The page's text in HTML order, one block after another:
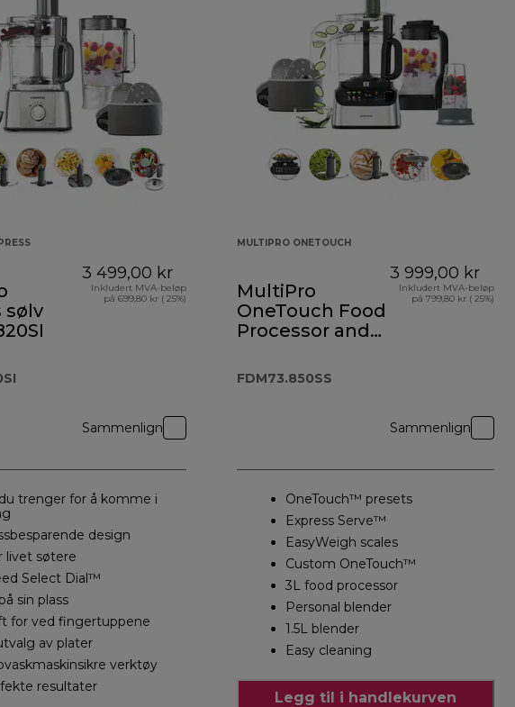
kr
sølv
3 499,00 kr
Inkludert MVA-beløp
på 699,80 kr ( 25%)
Sammenlign
trenger for å komme i
design
livet søtere
Select Dial™
sin plass
for ved fingertuppene
av plater
verktøy
resultater
MULTIPRO ONETOUCH
MultiPro
OneTouch Food
Processor and
FDM73.850SS
FDM73.850SS
3 999,00 kr
Inkludert MVA-beløp
på 799,80 kr ( 25%)
Sammenlign
OneTouch™ presets
Express Serve™
EasyWeigh scales
Custom OneTouch™
3L food processor
Personal blender
1.5L blender
Easy cleaning
Legg til i handlekurven